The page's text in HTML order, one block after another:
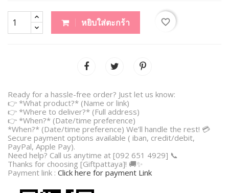
หยิบใส่ตะกร้า favorite_border
Ready for a hassle-free order? Just let us know:
👉 *What product?* (Name or link)
👉 *Where to deliver?* (Full address)
👉 *When?* (Date/time preference)
*When?* (Date/time preference) We’ll handle the rest! 💳
Secure payment options available ( iban, credit/debit,
PayPal, Apple Pay).
Need help? Call us anytime at [092 651 4929] 📞
Thanks for choosing [Giftpattaya]! 🚚✨
Payment link : Click here for payment Link